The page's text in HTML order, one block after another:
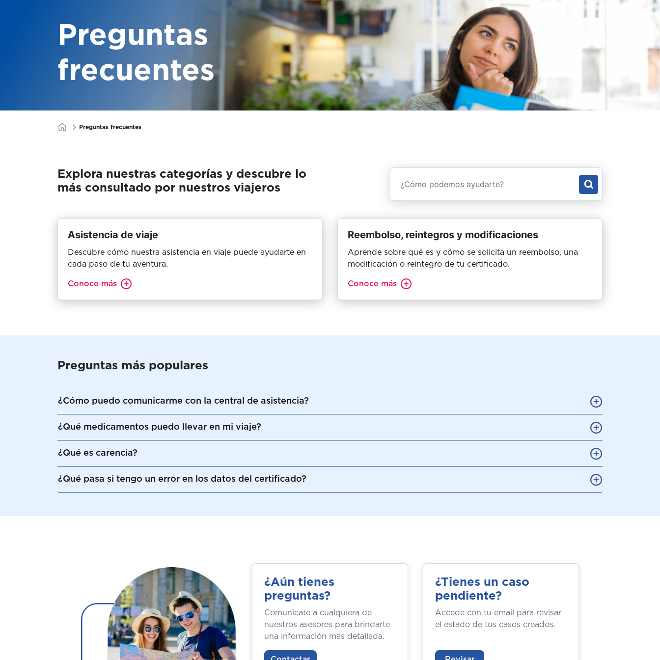
Preguntas
frecuentes
Preguntas frecuentes
Explora nuestras categorías y descubre lo
más consultado por nuestros viajeros
Asistencia de viaje
Descubre cómo nuestra asistencia en viaje puede ayudarte en
cada paso de tu aventura.
Conoce más
Reembolso, reintegros y modificaciones
Aprende sobre qué es y cómo se solicita un reembolso, una
modificación o reintegro de tu certificado.
Conoce más
Preguntas más populares
¿Cómo puedo comunicarme con la central de asistencia?
¿Qué medicamentos puedo llevar en mi viaje?
¿Qué es carencia?
¿Qué pasa si tengo un error en los datos del certificado?
¿Aún tienes
preguntas?
Comunícate a cualquiera de
nuestros asesores para brindarte
una información más detallada.
¿Tienes un caso
pendiente?
Accede con tu email para revisar
el estado de tus casos creados.